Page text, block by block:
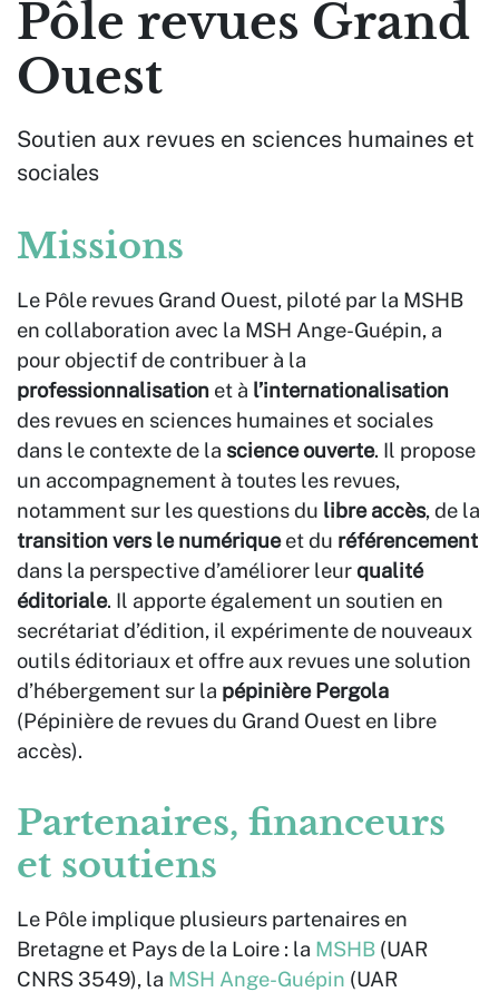
Pôle revues Grand
Ouest
Soutien aux revues en sciences humaines et
sociales
Missions
Le Pôle revues Grand Ouest, piloté par la MSHB
en collaboration avec la MSH Ange-Guépin, a
pour objectif de contribuer à la
professionnalisation et à l’internationalisation
des revues en sciences humaines et sociales
dans le contexte de la science ouverte. Il propose
un accompagnement à toutes les revues,
notamment sur les questions du libre accès, de la
transition vers le numériqueet du référencement
dans la perspective d’améliorer leurqualité
éditoriale. Il apporte également un soutien en
secrétariat d’édition, il expérimente de nouveaux
outils éditoriaux et offre aux revues une solution
d’hébergement sur la pépinière Pergola
(Pépinière de revues du Grand Ouest en libre
accès).
Partenaires, financeurs
et soutiens
Le Pôle implique plusieurs partenaires en
Bretagne et Pays de la Loire : la MSHB (UAR
CNRS 3549), la MSH Ange-Guépin (UAR